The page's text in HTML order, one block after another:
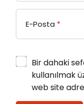
E-Posta *
Bir dahaki
kullanılmak
web site